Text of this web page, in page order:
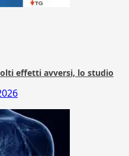
effetti avversi, lo studio